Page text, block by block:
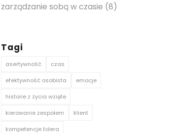
zarządzanie sobą w czasie (8)
Tagi
asertywność czas
efektywność osobista emocje
historie z życia wzięte
kierowanie zespołem klient
kompetencje lidera